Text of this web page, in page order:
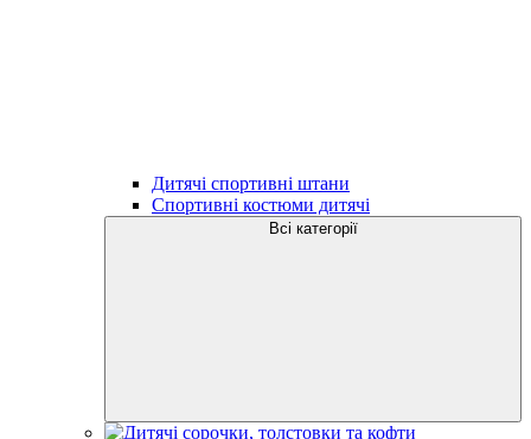
Дитячі спортивні штани
Спортивні костюми дитячі
Всі категорії